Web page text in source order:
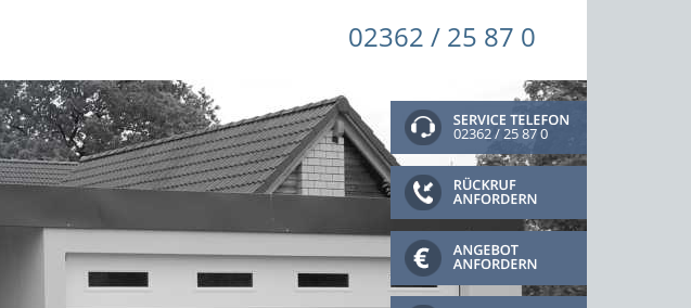
02362 / 25 87 0
02362 / 25 87 0